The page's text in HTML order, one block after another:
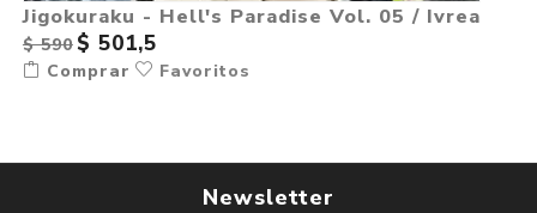
Jigokuraku - Hell's Paradise Vol. 05 / Ivrea
$ 590 $ 501,5
Comprar Favoritos
Newsletter